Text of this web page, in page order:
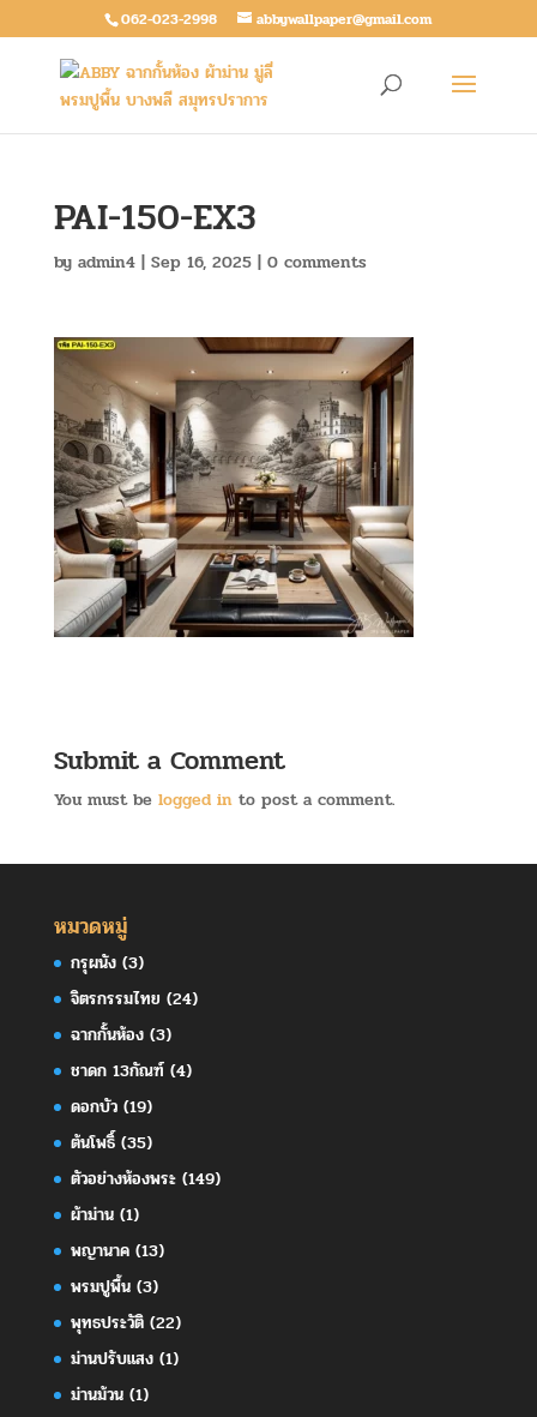
062-023-2998 abbywallpaper@gmail.com
PAI-150-EX3
by admin4| Sep 16, 2025| 0 comments
Submit a Comment
You must be logged into post a comment.
หมวดหมู่
กรุผนัง(3)
จิตรกรรมไทย (24)
ฉากกั้นห้อง(3)
ชาดก 13กัณฑ์(4)
ดอกบัว(19)
ต้นโพธิ์(35)
ตัวอย่างห้องพระ(149)
ผ้าม่าน(1)
พญานาค(13)
พรมปูพื้น(3)
พุทธประวัติ(22)
ม่านปรับแสง(1)
ม่านม้วน(1)